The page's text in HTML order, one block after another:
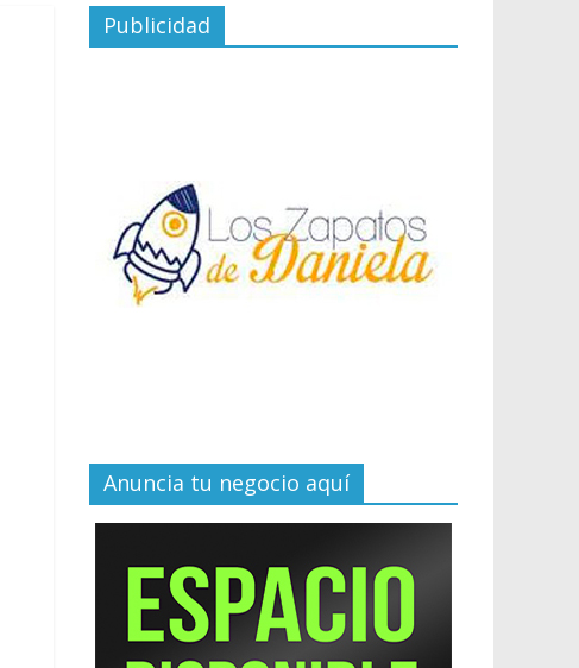
Publicidad
Anuncia tu negocio aquí